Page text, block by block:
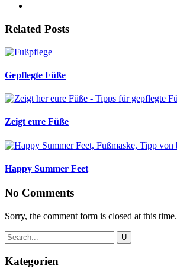
Related Posts
Gepflegte Füße
Zeigt eure Füße
Happy Summer Feet
No Comments
Sorry, the comment form is closed at this time.
Kategorien